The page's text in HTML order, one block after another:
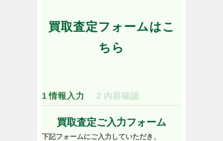
買取査定フォームはこ
ちら
1 情報入力 2 内容確認
買取査定ご入力フォーム
下記フォームにご入力していただき、